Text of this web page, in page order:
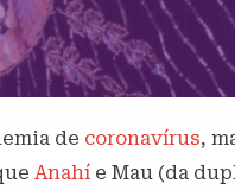
de coronavírus,
Anahí e Mau (da